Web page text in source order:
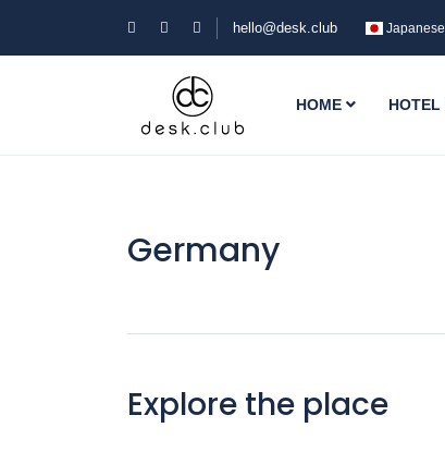
hello@desk.club Japanese
HOME HOTEL
Germany
Explore the place